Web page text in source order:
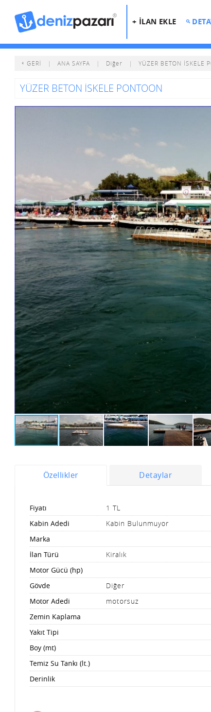
+ İLAN EKLE
GERİ | ANA SAYFA | Diğer | YÜZER BETON İSKELE
YÜZER BETON İSKELE PONTOON
Özellikler Detaylar
Fiyatı 1 TL
Kabin Adedi
Kabin Bulunmuyor
Marka
İlan Türü
Kiralık
Motor Gücü (hp)
Gövde
Diğer
Motor Adedi
motorsuz
Zemin Kaplama
Yakıt Tipi
Boy (mt)
Temiz Su Tankı (lt.)
Derinlik